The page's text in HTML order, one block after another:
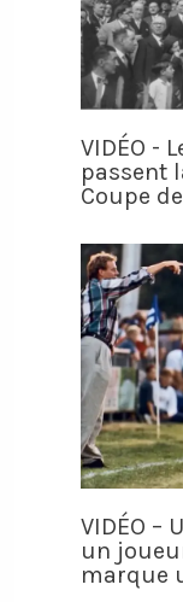
VIDÉO -
passent
Coupe
VIDÉO –
un
marque